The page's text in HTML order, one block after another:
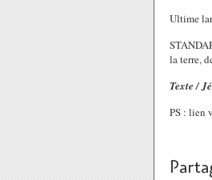
Ultime
la terre,
Texte /
PS : lien